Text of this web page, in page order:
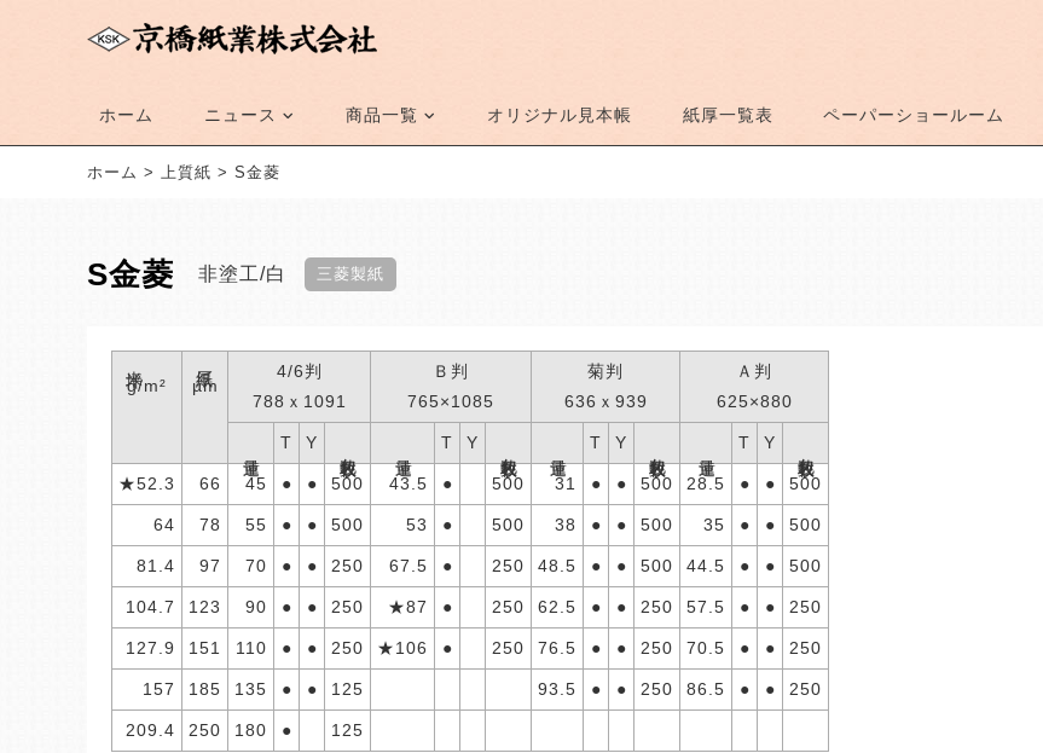
ホーム ニュース 商品一覧 オリジナル見本帳 紙厚一覧表 ペーパーショールーム
ホーム > 上質紙 > S金菱
S金菱 非塗工 白 三菱製紙
g/m² µm
4/6判
788ｘ1091
Ｂ判
765×1085
菊判
636ｘ939
Ａ判
625×880
T Y T Y T Y T Y
★52.3 66 45 ● ● 500 43.5 ● 500 31 ● ● 500 28.5 ● ● 500
64 78 55 ● ● 500 53 ● 500 38 ● ● 500 35 ● ● 500
81.4 97 70 ● ● 250 67.5 ● 250 48.5 ● ● 500 44.5 ● ● 500
104.7 123 90 ● ● 250 ★87 ● 250 62.5 ● ● 250 57.5 ● ● 250
127.9 151 110 ● ● 250 ★106 ● 250 76.5 ● ● 250 70.5 ● ● 250
157 185 135 ● ● 125 93.5 ● ● 250 86.5 ● ● 250
209.4 250 180 ● 125